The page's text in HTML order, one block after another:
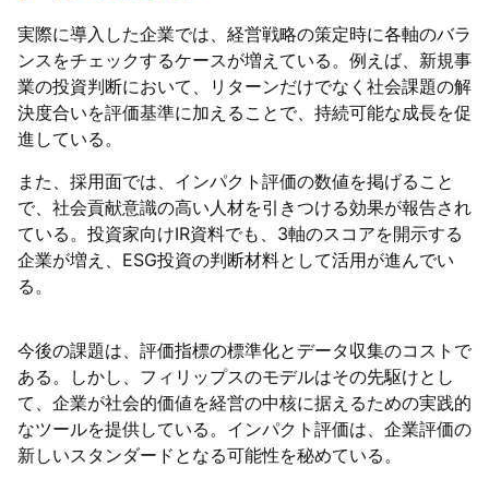
実際に導入した企業では、経営戦略の策定時に各軸のバラ
ンスをチェックするケースが増えている。例えば、新規事
業の投資判断において、リターンだけでなく社会課題の解
決度合いを評価基準に加えることで、持続可能な成長を促
進している。
また、採用面では、インパクト評価の数値を掲げること
で、社会貢献意識の高い人材を引きつける効果が報告され
ている。投資家向けIR資料でも、3軸のスコアを開示する
企業が増え、ESG投資の判断材料として活用が進んでい
る。
今後の課題は、評価指標の標準化とデータ収集のコストで
ある。しかし、フィリップスのモデルはその先駆けとし
て、企業が社会的価値を経営の中核に据えるための実践的
なツールを提供している。インパクト評価は、企業評価の
新しいスタンダードとなる可能性を秘めている。